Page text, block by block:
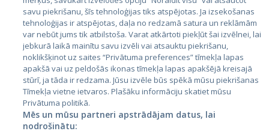
Latvija
Lietuva
savu piekrišanu, šīs tehnoloģijas tiks atspējotas. Ja izsekošanas
tehnoloģijas ir atspējotas, daļa no redzamā satura un reklāmām
var nebūt jums tik atbilstoša. Varat atkārtoti piekļūt šai izvēlnei, lai
jebkurā laikā mainītu savu izvēli vai atsauktu piekrišanu,
noklikšķinot uz saites “Privātuma preferences” tīmekļa lapas
apakšā vai uz peldošās ikonas tīmekļa lapas apakšējā kreisajā
stūrī, ja tāda ir redzama. Jūsu izvēle būs spēkā mūsu piekrišanas
Tīmekļa vietne ietvaros. Plašāku informāciju skatiet mūsu
Privātuma politikā.
Mēs un mūsu partneri apstrādājam datus, lai
nodrošinātu: